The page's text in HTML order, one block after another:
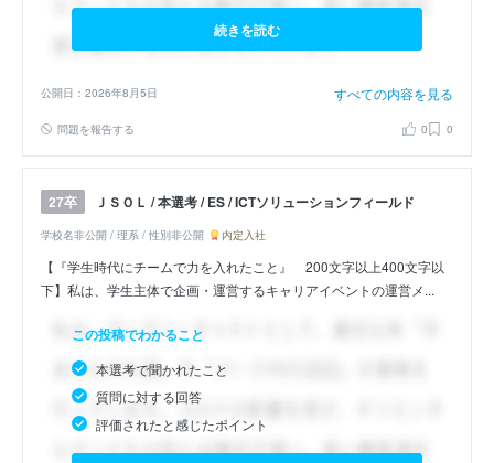
続きを読む
公開日：2026年8月5日 すべての内容を見る
問題を報告する 0 0
27卒 ＪＳＯＬ / 本選考 / ES / ICTソリューションフィールド
学校名非公開 / 理系 / 性別非公開 内定入社
【『学生時代にチームで力を入れたこと』 200文字以上400文字以
下】私は、学生主体で企画・運営するキャリアイベントの運営メ...
この投稿でわかること
本選考で聞かれたこと
質問に対する回答
評価されたと感じたポイント